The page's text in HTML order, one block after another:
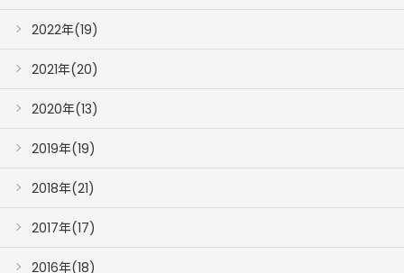
2022年(19)
2021年(20)
2020年(13)
2019年(19)
2018年(21)
2017年(17)
2016年(18)